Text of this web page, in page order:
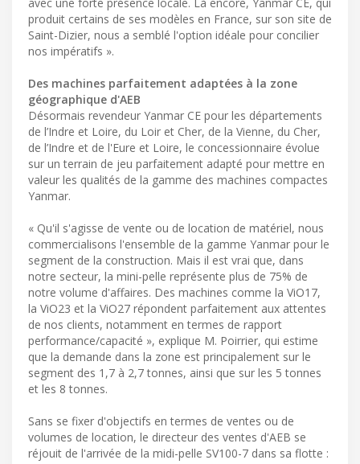
avec une forte présence locale. Là encore, Yanmar CE, qui
produit certains de ses modèles en France, sur son site de
Saint-Dizier, nous a semblé l'option idéale pour concilier
nos impératifs ».
Des machines parfaitement adaptées à la zone
géographique d'AEB
Désormais revendeur Yanmar CE pour les départements
de l’Indre et Loire, du Loir et Cher, de la Vienne, du Cher,
de l’Indre et de l'Eure et Loire, le concessionnaire évolue
sur un terrain de jeu parfaitement adapté pour mettre en
valeur les qualités de la gamme des machines compactes
Yanmar.
« Qu'il s'agisse de vente ou de location de matériel, nous
commercialisons l'ensemble de la gamme Yanmar pour le
segment de la construction. Mais il est vrai que, dans
notre secteur, la mini-pelle représente plus de 75% de
notre volume d'affaires. Des machines comme la ViO17,
la ViO23 et la ViO27 répondent parfaitement aux attentes
de nos clients, notamment en termes de rapport
performance/capacité », explique M. Poirrier, qui estime
que la demande dans la zone est principalement sur le
segment des 1,7 à 2,7 tonnes, ainsi que sur les 5 tonnes
et les 8 tonnes.
Sans se fixer d'objectifs en termes de ventes ou de
volumes de location, le directeur des ventes d'AEB se
réjouit de l'arrivée de la midi-pelle SV100-7 dans sa flotte :